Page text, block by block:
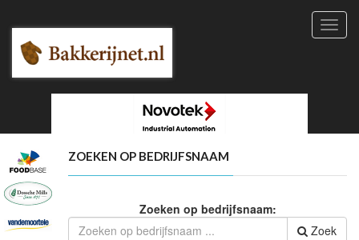
ZOEKEN OP BEDRIJFSNAAM
Zoeken op bedrijfsnaam:
Zoek